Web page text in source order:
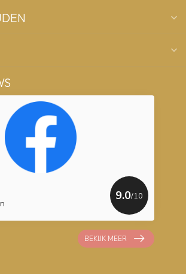
9.0/10
BEKIJK MEER